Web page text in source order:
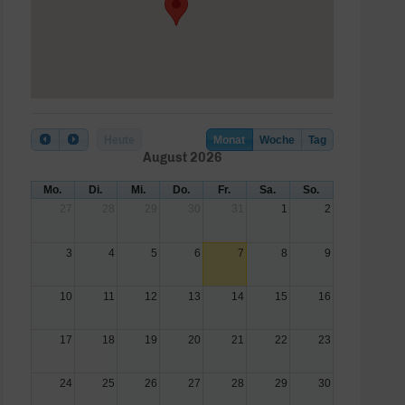
Monat Woche Tag
August 2026
Mo. Di. Mi. Do. Fr. Sa.
So.
1 2
3 4 5 6 7 8 9
10 11 12 13 14 15 16
17 18 19 20 21 22 23
24 25 26 27 28 29 30